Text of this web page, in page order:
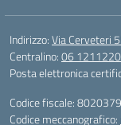
Indirizzo:Via Cerveteri
Centralino:06
Posta elettronica
Codice fiscale:
Codice meccanografico: